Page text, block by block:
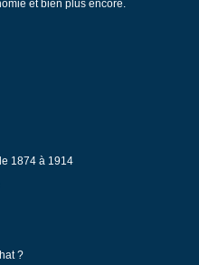
et bien plus encore.
1874 à 1914
?